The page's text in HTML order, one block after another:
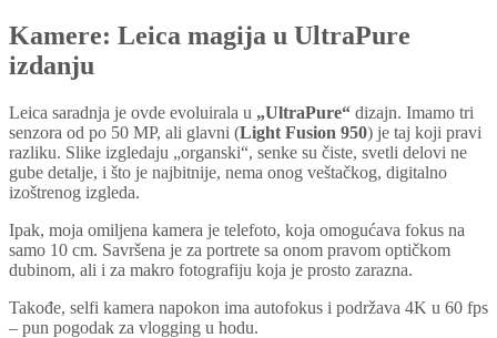
Kamere: Leica magija u UltraPure
izdanju
Leica saradnja je ovde evoluirala u „UltraPure“ dizajn. Imamo tri
senzora od po 50 MP, ali glavni (Light Fusion 950) je taj koji pravi
razliku. Slike izgledaju „organski“, senke su čiste, svetli delovi ne
gube detalje, i što je najbitnije, nema onog veštačkog, digitalno
izoštrenog izgleda.
Ipak, moja omiljena kamera je telefoto, koja omogućava fokus na
samo 10 cm. Savršena je za portrete sa onom pravom optičkom
dubinom, ali i za makro fotografiju koja je prosto zarazna.
Takođe, selfi kamera napokon ima autofokus i podržava 4K u 60 fps
– pun pogodak za vlogging u hodu.